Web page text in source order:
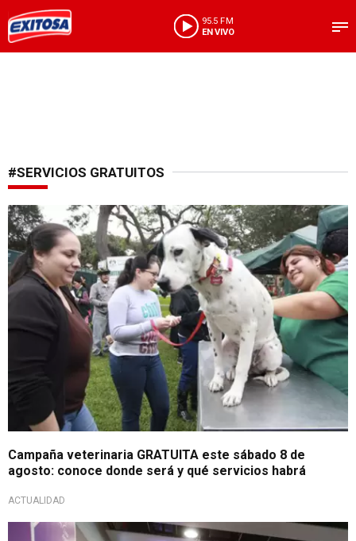
95.5 FM
EN VIVO
#SERVICIOS GRATUITOS
Atención ciudadanos
Campaña veterinaria GRATUITA este sábado 8 de
agosto: conoce donde será y qué servicios habrá
ACTUALIDAD
Atención a usuarios